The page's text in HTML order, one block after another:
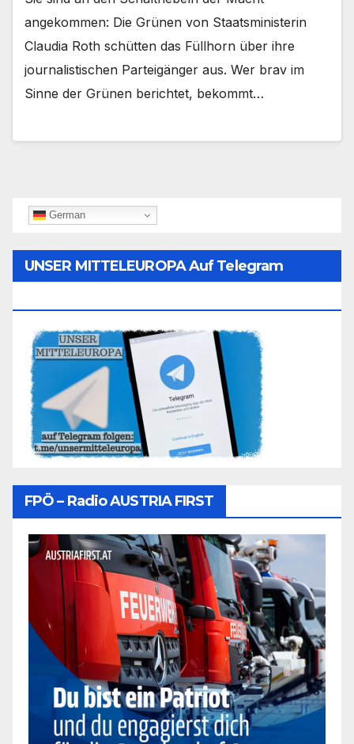
angekommen: Die Grünen von Staatsministerin
Claudia Roth schütten das Füllhorn über ihre
journalistischen Parteigänger aus. Wer brav im
Sinne der Grünen berichtet, bekommt…
German
UNSER MITTELEUROPA Auf Telegram
FPÖ – Radio AUSTRIA FIRST